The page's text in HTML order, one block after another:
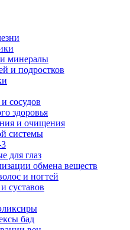
минералы
и подростков
сосудов
здоровья
и очищения
системы
для глаз
обмена веществ
и ногтей
суставов
бад